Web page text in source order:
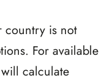
country is not
For available
calculate